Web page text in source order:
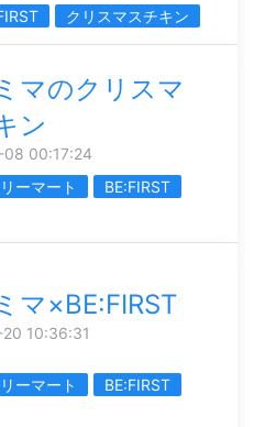
クリスマスチキン
マのクリスマ
ン
08 00:17:24
ーマート
BE:FIRST
マ×BE:FIRST
10:36:31
ーマート
BE:FIRST